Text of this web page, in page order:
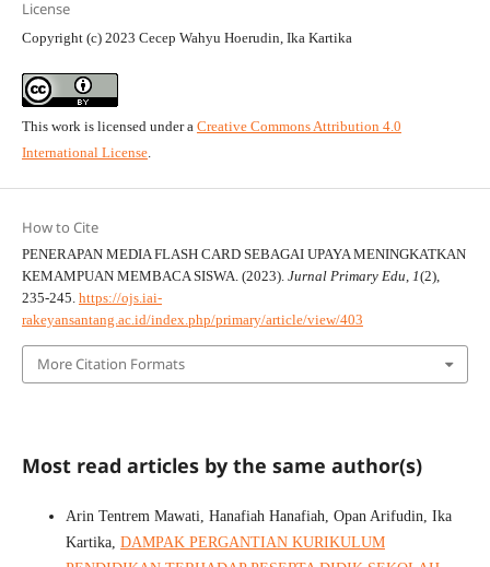
License
Copyright (c) 2023 Cecep Wahyu Hoerudin, Ika Kartika
This work is licensed under a Creative Commons Attribution 4.0
International License.
How to Cite
PENERAPAN MEDIA FLASH CARD SEBAGAI UPAYA MENINGKATKAN
KEMAMPUAN MEMBACA SISWA. (2023). Jurnal Primary Edu 1(2),
235-245. https://ojs.iai-
rakeyansantang.ac.id/index.php/primary/article/view/403
More Citation Formats
Most read articles by the same author(s)
Arin Tentrem Mawati, Hanafiah Hanafiah, Opan Arifudin, Ika
Kartika, DAMPAK PERGANTIAN KURIKULUM